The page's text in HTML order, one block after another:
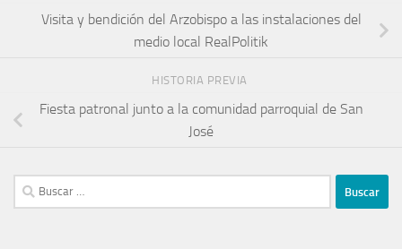
Visita y bendición del Arzobispo a las instalaciones del
medio local RealPolitik
HISTORIA PREVIA
Fiesta patronal junto a la comunidad parroquial de San
José